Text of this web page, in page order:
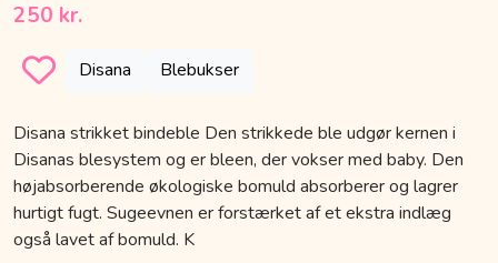
250 kr.
Disana Blebukser
Disana strikket bindeble Den strikkede ble udgør kernen i
Disanas blesystem og er bleen, der vokser med baby. Den
højabsorberende økologiske bomuld absorberer og lagrer
hurtigt fugt. Sugeevnen er forstærket af et ekstra indlæg
også lavet af bomuld. K